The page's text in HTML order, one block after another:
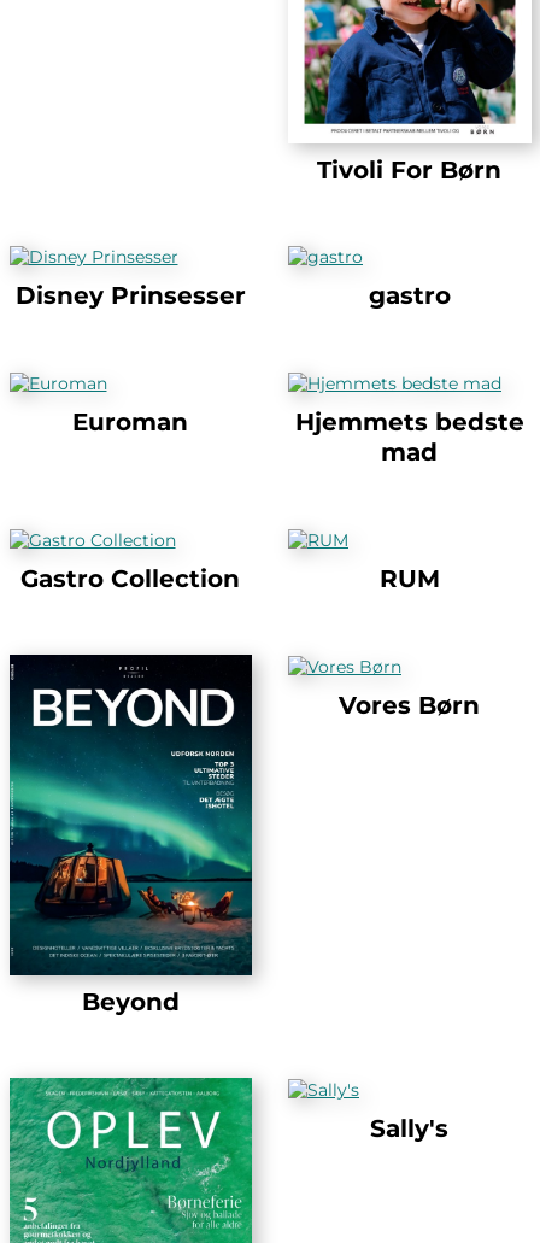
Tivoli For Børn
Disney Prinsesser gastro
Euroman
Hjemmets bedste
mad
Gastro Collection RUM
Beyond
Vores Børn
Sally's